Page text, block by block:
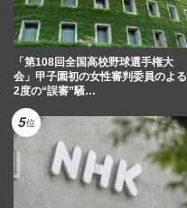
「第108回全国高校野球選手権大
会」甲子園初の女性審判委員のよる
2度の“誤審”騒…